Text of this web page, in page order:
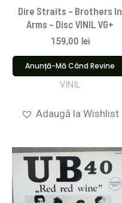
Dire Straits ‎– Brothers In
Arms – Disc VINIL VG+
159,00 lei
Anunță-Mă Când Revine
VINIL
Adaugă la Wishlist